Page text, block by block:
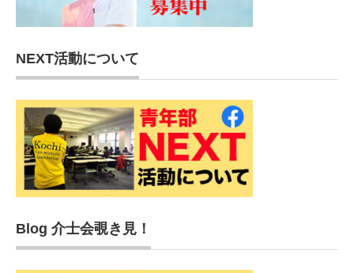
NEXT活動について
Blog 介士会覗き見！